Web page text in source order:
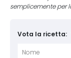
semplicemente per
Vota la ricetta: